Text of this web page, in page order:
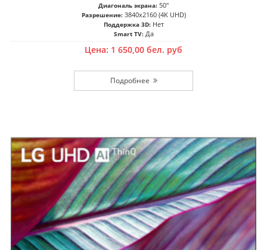
Диагональ экрана: 50"
Разрешение: 3840x2160 (4K UHD)
Поддержка 3D: Нет
Smart TV: Да
Цена: 1 650,00 бел. руб